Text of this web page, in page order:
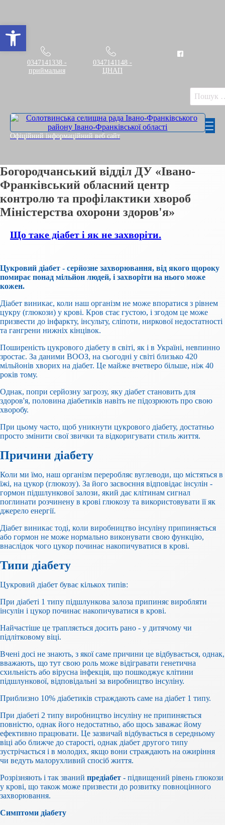
0347141338 -
приймальня
0347141148 -
ЦНАП
Пошук:
Офіційний інформаційний веб сайт
Богородчанський відділ ДУ «Івано-
Франківський обласний центр
контролю та профілактики хвороб
Міністерства охорони здоров'я»
Що таке діабет і як не захворіти.
Цукровий діабет - серйозне захворювання, від якого щороку
помирає понад мільйон людей, і захворіти на нього може
кожен.
Діабет виникає, коли наш організм не може впоратися з рівнем
цукру (глюкози) у крові. Кров стає густою, і згодом це може
призвести до інфаркту, інсульту, сліпоти, ниркової недостатності
та гангрени нижніх кінцівок.
Поширеність цукрового діабету в світі, як і в Україні, невпинно
зростає. За даними ВООЗ, на сьогодні у світі близько 420
мільйонів хворих на діабет. Це майже вчетверо більше, ніж 40
років тому.
Однак, попри серйозну загрозу, яку діабет становить для
здоров'я, половина діабетиків навіть не підозрюють про свою
хворобу.
При цьому часто, щоб уникнути цукрового діабету, достатньо
просто змінити свої звички та відкоригувати стиль життя.
Причини діабету
Коли ми їмо, наш організм переробляє вуглеводи, що містяться в
їжі, на цукор (глюкозу). За його засвоєння відповідає інсулін -
гормон підшлункової залози, який дає клітинам сигнал
поглинати розчинену в крові глюкозу та використовувати її як
джерело енергії.
Діабет виникає тоді, коли виробництво інсуліну припиняється
або гормон не може нормально виконувати свою функцію,
внаслідок чого цукор починає накопичуватися в крові.
Типи діабету
Цукровий діабет буває кількох типів:
При діабеті 1 типу підшлункова залоза припиняє виробляти
інсулін і цукор починає накопичуватися в крові.
Найчастіше це трапляється досить рано - у дитячому чи
підлітковому віці.
Вчені досі не знають, з якої саме причини це відбувається, однак,
вважають, що тут свою роль може відігравати генетична
схильність або вірусна інфекція, що пошкоджує клітини
підшлункової, відповідальні за виробництво інсуліну.
Приблизно 10% діабетиків страждають саме на діабет 1 типу.
При діабеті 2 типу виробництво інсуліну не припиняється
повністю, однак його недостатньо, або щось заважає йому
ефективно працювати. Це зазвичай відбувається в середньому
віці або ближче до старості, однак діабет другого типу
зустрічається і в молодих, якщо вони страждають на ожиріння
чи ведуть малорухливий спосіб життя.
Розрізняють і так званий предіабет - підвищений рівень глюкози
у крові, що також може призвести до розвитку повноцінного
захворювання.
Симптоми діабету
Відкрити Панель інструментів